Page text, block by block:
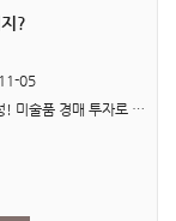
?
05
ㅣ머리말ㅣ 883%, 253%, 90%, 47% 수익률 달성! 미술품 경매 투자로 과연 이러한 수익률이 가능한 것인가? 평소에 늘 궁금했었다. 부자들은 왜 미술관을 다닐..